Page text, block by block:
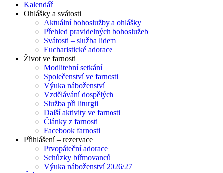
Kalendář
Ohlášky a svátosti
Aktuální bohoslužby a ohlášky
Přehled pravidelných bohoslužeb
Svátosti – služba lidem
Eucharistické adorace
Život ve farnosti
Modlitební setkání
Společenství ve farnosti
Výuka náboženství
Vzdělávání dospělých
Služba při liturgii
Další aktivity ve farnosti
Články z farnosti
Facebook farnosti
Přihlášení – rezervace
Prvopáteční adorace
Schůzky biřmovanců
Výuka náboženství 2026/27